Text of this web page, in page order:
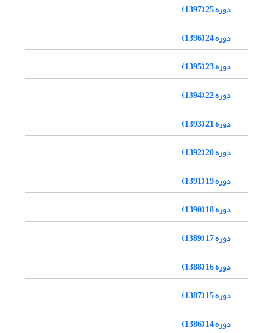
دوره 25 (1397)
دوره 24 (1396)
دوره 23 (1395)
دوره 22 (1394)
دوره 21 (1393)
دوره 20 (1392)
دوره 19 (1391)
دوره 18 (1390)
دوره 17 (1389)
دوره 16 (1388)
دوره 15 (1387)
دوره 14 (1386)